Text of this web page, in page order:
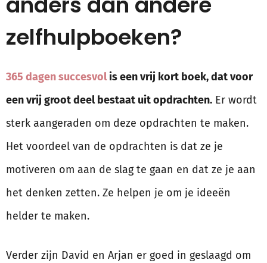
zelfhulpboeken?
365 dagen succesvolis een vrij kort boek, dat voor
een vrij groot deel bestaat uit opdrachten. Er wordt
sterk aangeraden om deze opdrachten te maken.
Het voordeel van de opdrachten is dat ze je
motiveren om aan de slag te gaan en dat ze je aan
het denken zetten. Ze helpen je om je ideeën
helder te maken.
Verder zijn David en Arjan er goed in geslaagd om